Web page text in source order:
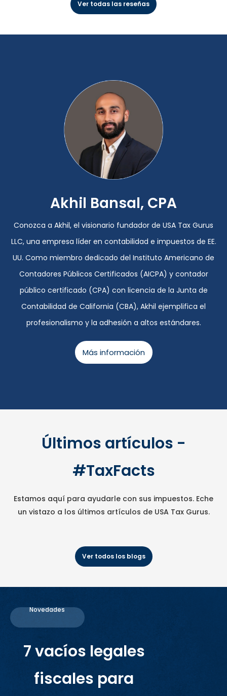
Ver todas las reseñas
Akhil Bansal, CPA
Conozca a Akhil, el visionario fundador de USA Tax Gurus
LLC, una empresa líder en contabilidad e impuestos de EE.
UU. Como miembro dedicado del Instituto Americano de
Contadores Públicos Certificados (AICPA) y contador
público certificado (CPA) con licencia de la Junta de
Contabilidad de California (CBA), Akhil ejemplifica el
profesionalismo y la adhesión a altos estándares.
Más información
Últimos artículos -
#TaxFacts
Estamos aquí para ayudarle con sus impuestos. Eche
un vistazo a los últimos artículos de USA Tax Gurus.
Ver todos los blogs
Novedades
7 vacíos legales
fiscales para